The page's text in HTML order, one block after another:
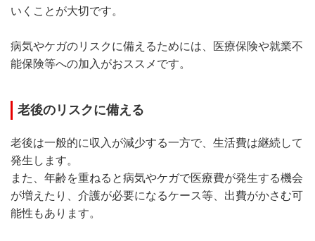
いくことが大切です。
病気やケガのリスクに備えるためには、医療保険や就業不
能保険等への加入がおススメです。
老後のリスクに備える
老後は一般的に収入が減少する一方で、生活費は継続して
発生します。
また、年齢を重ねると病気やケガで医療費が発生する機会
が増えたり、介護が必要になるケース等、出費がかさむ可
能性もあります。